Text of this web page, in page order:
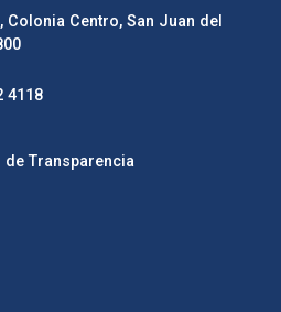
Centro, San Juan del
4118
Transparencia